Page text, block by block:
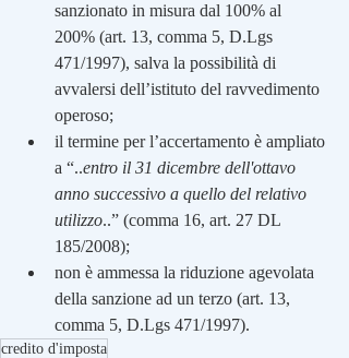
sanzionato in misura dal 100% al
200% (art. 13, comma 5, D.Lgs
471/1997), salva la possibilità di
avvalersi dell’istituto del ravvedimento
operoso;
il termine per l’accertamento è ampliato
a “..entro il 31 dicembre dell'ottavo
anno successivo a quello del relativo
utilizzo..” (comma 16, art. 27 DL
185/2008);
non è ammessa la riduzione agevolata
della sanzione ad un terzo (art. 13,
comma 5, D.Lgs 471/1997).
credito d'imposta